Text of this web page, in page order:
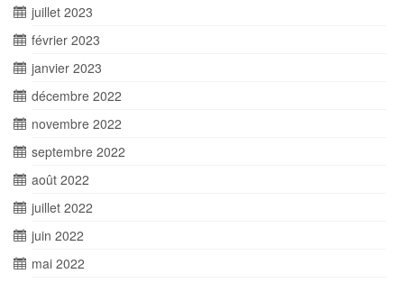
juillet 2023
février 2023
janvier 2023
décembre 2022
novembre 2022
septembre 2022
août 2022
juillet 2022
juin 2022
mai 2022